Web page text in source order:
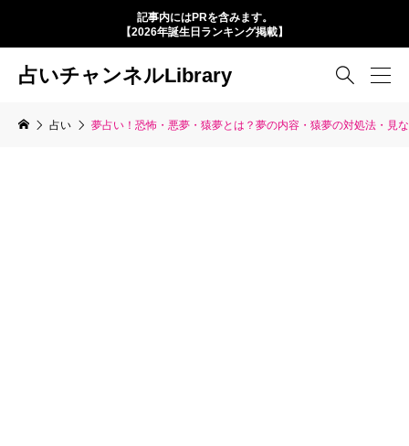
記事内にはPRを含みます。
【2026年誕生日ランキング掲載】
占いチャンネルLibrary 
占い 夢占い！恐怖・悪夢・猿夢とは？夢の内容・猿夢の対処法・見